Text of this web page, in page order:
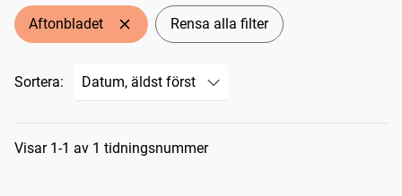
Aftonbladet Rensa alla filter
Sortera:
Sökresultat
Visar 1-1 av 1 tidningsnummer